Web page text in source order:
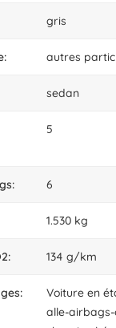
gris
autres
sedan
5
6
1.530 kg
134 g/km
Voiture en
alle-